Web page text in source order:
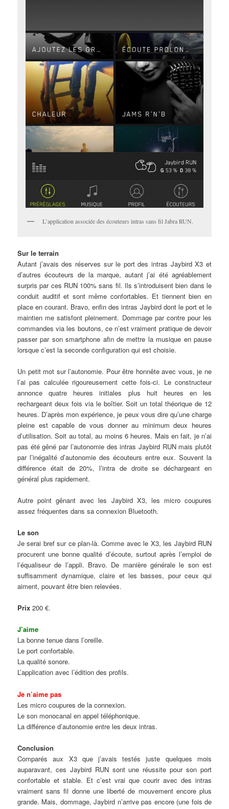
L’application associée des écouteurs intras sans fil Jabra RUN.
Sur le terrain
Autant j’avais des réserves sur le port des intras Jaybird X3 et
d’autres écouteurs de la marque, autant j’ai été agréablement
surpris par ces RUN 100% sans fil. Ils s’introduisent bien dans le
conduit auditif et sont même confortables. Et tiennent bien en
place en courant. Bravo, enfin des intras Jaybird dont le port et le
maintien me satisfont pleinement. Dommage par contre pour les
commandes via les boutons, ce n’est vraiment pratique de devoir
passer par son smartphone afin de mettre la musique en pause
lorsque c’est la seconde configuration qui est choisie.
Un petit mot sur l’autonomie. Pour être honnête avec vous, je ne
l’ai pas calculée rigoureusement cette fois-ci. Le constructeur
annonce quatre heures initiales plus huit heures en les
rechargeant deux fois via le boîtier. Soit un total théorique de 12
heures. D’après mon expérience, je peux vous dire qu’une charge
pleine est capable de vous donner au minimum deux heures
d’utilisation. Soit au total, au moins 6 heures. Mais en fait, je n’ai
pas été gêné par l’autonomie des intras Jaybird RUN mais plutôt
par l’inégalité d’autonomie des écouteurs entre eux. Souvent la
différence était de 20%, l’intra de droite se déchargeant en
général plus rapidement.
Autre point gênant avec les Jaybird X3, les micro coupures
assez fréquentes dans sa connexion Bluetooth.
Le son
Je serai bref sur ce plan-là. Comme avec le X3, les Jaybird RUN
procurent une bonne qualité d’écoute, surtout après l’emploi de
l’équaliseur de l’appli. Bravo. De manière générale le son est
suffisamment dynamique, claire et les basses, pour ceux qui
aiment, pouvant être bien relevées.
Prix 200 €.
J’aime
La bonne tenue dans l’oreille.
Le port confortable.
La qualité sonore.
L’application avec l’édition des profils.
Je n’aime pas
Les micro coupures de la connexion.
Le son monocanal en appel téléphonique.
La différence d’autonomie entre les deux intras.
Conclusion
Comparés aux X3 que j’avais testés juste quelques mois
auparavant, ces Jaybird RUN sont une réussite pour son port
confortable et stable. Et c’est vrai que courir avec des intras
vraiment sans fil donne une liberté de mouvement encore plus
grande. Mais, dommage, Jaybird n’arrive pas encore (une fois de